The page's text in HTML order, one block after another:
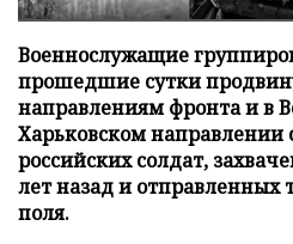
Военнослужащие
прошедшие сутки
направлениям фронта и в
Харьковском направлении
российских солдат,
лет назад и отправленных
поля.